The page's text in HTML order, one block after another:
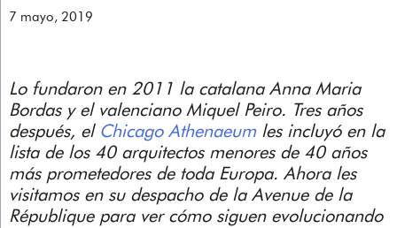
7 mayo, 2019
Lo fundaron en 2011 la catalana Anna Maria
Bordas y el valenciano Miquel Peiro. Tres años
después, el Chicago Athenaeum les incluyó en la
lista de los 40 arquitectos menores de 40 años
más prometedores de toda Europa. Ahora les
visitamos en su despacho de la Avenue de la
République para ver cómo siguen evolucionando